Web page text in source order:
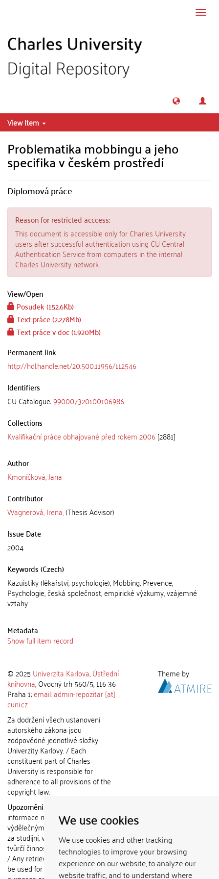
We use cookies
We use cookies and other tracking
technologies to improve your browsing
experience on our website, to analyze our
website traffic, and to understand where
View Item
Problematika mobbingu a jeho
specifika v českém prostředí
Diplomová práce
Reason for restricted acccess:
This document is accessible only for Charles University
users after successful authentication using CU Central
Authentication Service from computers in the internal
Charles University network.
View/Open
Posudek (152.6Kb)
Text práce (2.278Mb)
Text práce v doc (1.920Mb)
Permanent link
http://hdl.handle.net/20.500.11956/112546
Identifiers
CU Catalogue:990007320100106986
Collections
Kvalifikační práce obhajované před rokem 2006[2881]
Author
Kmoníčková, Jana
Contributor
Wagnerová, Irena,(Thesis Advisor)
Issue Date
2004
Keywords (Czech)
Kazuistiky (lékařství, psychologie), Mobbing, Prevence,
Psychologie, česká společnost, empirické výzkumy, vzájemné
vztahy
Metadata
Show full item record
© 2025 Univerzita Karlova,Ústřední
knihovna, Ovocný trh 560/5, 116 36
Praha 1;email: admin-repozitar [at]
cuni.cz
Za dodržení všech ustanovení
autorského zákona jsou
zodpovědné jednotlivé složky
Univerzity Karlovy. / Each
constituent part of Charles
University is responsible for
adherence to all provisions of the
copyright law.
Upozornění / Notice:
informace nemohou být použity k
výdělečným účelům nebo vydávány
za studijní, vědeckou nebo jinou
tvůrčí činnost jiné osoby než autora.
/ Any retrieved information shall not
be used for any commercial
Theme by